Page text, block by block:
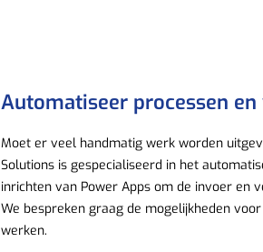
Automatiseer processen
Moet er veel handmatig werk worden
Solutions is gespecialiseerd in het
inrichten van Power Apps om de invoer en
We bespreken graag de mogelijkheden
werken.